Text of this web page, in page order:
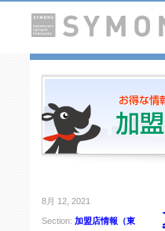
8月 12, 2021
Section: 加盟店情報（東